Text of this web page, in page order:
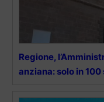
Regione,
anziana: solo in